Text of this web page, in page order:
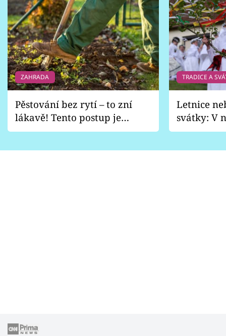
ZAHRADA
Pěstování bez rytí – to zní
lákavě! Tento postup je
vhodný jen pro některé
TRADICE A
Letnice
svátky: V
pondělí